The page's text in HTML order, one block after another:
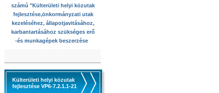
számú "Külterületi helyi közutak
fejlesztése,önkormányzati utak
kezeléséhez, állapotjavitásához,
karbantartásához szükséges erő
-és munkagépek beszerzése
Külterületi helyi közutak
fejlesztése VP6-7.2.1.1-21